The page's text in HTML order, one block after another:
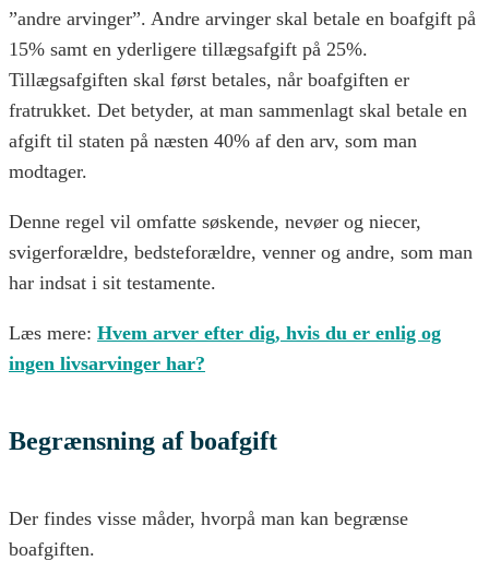
”andre arvinger”. Andre arvinger skal betale en boafgift på
15% samt en yderligere tillægsafgift på 25%.
Tillægsafgiften skal først betales, når boafgiften er
fratrukket. Det betyder, at man sammenlagt skal betale en
afgift til staten på næsten 40% af den arv, som man
modtager.
Denne regel vil omfatte søskende, nevøer og niecer,
svigerforældre, bedsteforældre, venner og andre, som man
har indsat i sit testamente.
Læs mere: Hvem arver efter dig, hvis du er enlig og
ingen livsarvinger har?
Begrænsning af boafgift
Der findes visse måder, hvorpå man kan begrænse
boafgiften.